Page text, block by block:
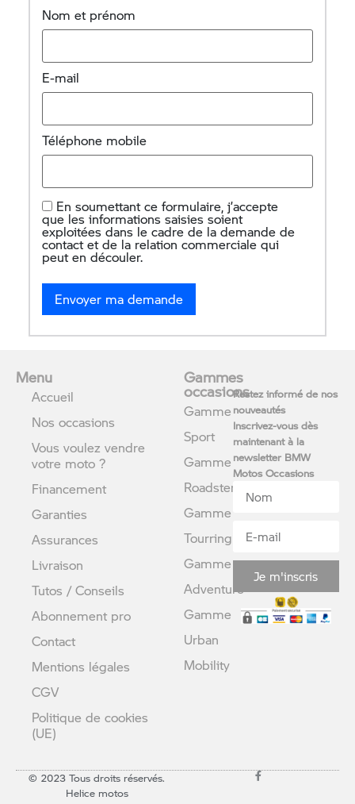
Nom et prénom
E-mail
Téléphone mobile
En soumettant ce formulaire, j’accepte
que les informations saisies soient
exploitées dans le cadre de la demande de
contact et de la relation commerciale qui
peut en découler.
Menu
Accueil
Nos occasions
Vous voulez vendre
votre moto ?
Financement
Garanties
Assurances
Livraison
Tutos / Conseils
Abonnement pro
Contact
Mentions légales
CGV
Politique de cookies
(UE)
Gammes
occasions
Gamme
Sport
Gamme
Roadster
Gamme
Tourring
Gamme
Adventure
Gamme
Urban
Mobility
Restez informé de nos
nouveautés
Inscrivez-vous dès
maintenant à la
newsletter BMW
Motos Occasions
Je m'inscris
© 2023 Tous droits réservés.
Helice motos